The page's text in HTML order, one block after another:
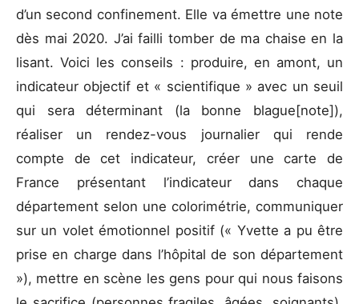
d’un second confinement. Elle va émettre une note
dès mai 2020. J’ai failli tomber de ma chaise en la
lisant. Voici les conseils : produire, en amont, un
indicateur objectif et « scientifique » avec un seuil
qui sera déterminant (la bonne blague[note]),
réaliser un rendez-vous journalier qui rende
compte de cet indicateur, créer une carte de
France présentant l’indicateur dans chaque
département selon une colorimétrie, communiquer
sur un volet émotionnel positif (« Yvette a pu être
prise en charge dans l’hôpital de son département
»), mettre en scène les gens pour qui nous faisons